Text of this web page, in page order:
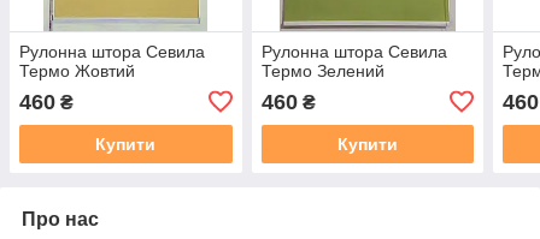
Рулонна штора Севила
Термо Жовтий
460 ₴
Купити
Рулонна штора Севила
Термо Зелений
460₴
Купити
460
Про нас